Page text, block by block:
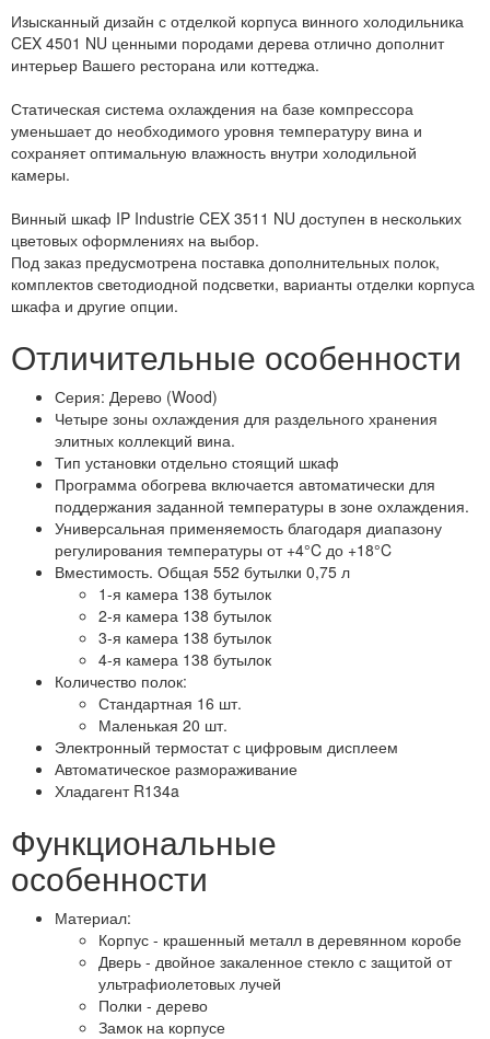
Изысканный дизайн с отделкой корпуса винного холодильника
CEX 4501 NU ценными породами дерева отлично дополнит
интерьер Вашего ресторана или коттеджа.
Статическая система охлаждения на базе компрессора
уменьшает до необходимого уровня температуру вина и
сохраняет оптимальную влажность внутри холодильной
камеры.
Винный шкаф IP Industrie CEX 3511 NU доступен в нескольких
цветовых оформлениях на выбор.
Под заказ предусмотрена поставка дополнительных полок,
комплектов светодиодной подсветки, варианты отделки корпуса
шкафа и другие опции.
Отличительные особенности
Серия: Дерево (Wood)
Четыре зоны охлаждения для раздельного хранения
элитных коллекций вина.
Тип установки отдельно стоящий шкаф
Программа обогрева включается автоматически для
поддержания заданной температуры в зоне охлаждения.
Универсальная применяемость благодаря диапазону
регулирования температуры от +4°C до +18°C
Вместимость. Общая 552 бутылки 0,75 л
1-я камера 138 бутылок
2-я камера 138 бутылок
3-я камера 138 бутылок
4-я камера 138 бутылок
Количество полок:
Стандартная 16 шт.
Маленькая 20 шт.
Электронный термостат с цифровым дисплеем
Автоматическое размораживание
Хладагент R134a
Функциональные
особенности
Материал:
Корпус - крашенный металл в деревянном коробе
Дверь - двойное закаленное стекло с защитой от
ультрафиолетовых лучей
Полки - дерево
Замок на корпусе